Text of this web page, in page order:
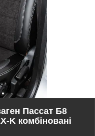
Пассат Б8
K комбіновані